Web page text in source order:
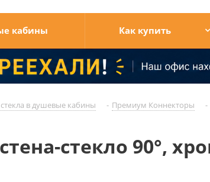
кабины Как купить
в душевые кабины - Премиум Коннекторы -
стекло 90°,